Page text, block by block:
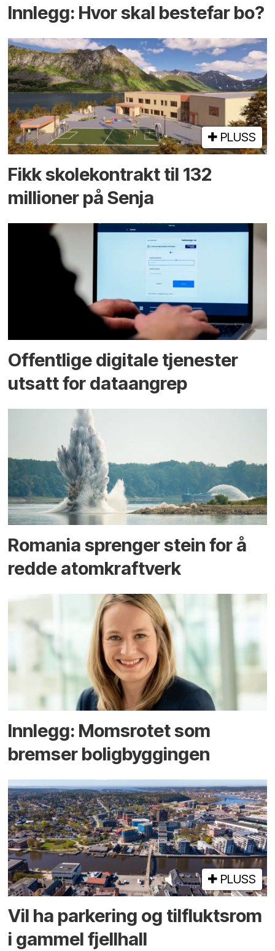
Innlegg: Hvor skal bestefar bo?
PLUSS
Fikk skole­kontrakt til 132
millioner på Senja
Offentlige digitale tjenester
utsatt for dataangrep
Romania sprenger stein for å
redde atomkraftverk
Innlegg: Moms­rotet som
bremser bolig­byggingen
PLUSS
Vil ha parkering og tilflukts­rom
i gammel fjellhall